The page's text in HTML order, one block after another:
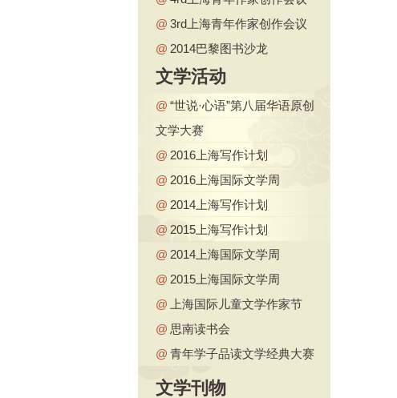
@ 3rd上海青年作家创作会议
@ 2014巴黎图书沙龙
文学活动
@ “世说·心语”第八届华语原创
文学大赛
@ 2016上海写作计划
@ 2016上海国际文学周
@ 2014上海写作计划
@ 2015上海写作计划
@ 2014上海国际文学周
@ 2015上海国际文学周
@
上海国际儿童文学作家节
@ 思南读书会
@ 青年学子品读文学经典大赛
文学刊物